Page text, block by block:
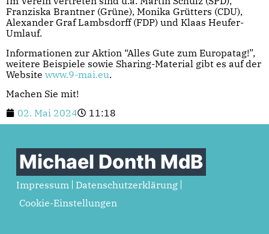
Franziska Brantner (Grüne), Monika Grütters (CDU),
Alexander Graf Lambsdorff (FDP) und Klaas Heufer-
Umlauf.
Informationen zur Aktion “Alles Gute zum Europatag!”,
weitere Beispiele sowie Sharing-Material gibt es auf der
Website www.9-mai.eu.
Machen Sie mit!
02. Mai 2024
11:18
Michael Donth MdB
Impressum
Datenschutzerklärung
Cookie-Einstellungen